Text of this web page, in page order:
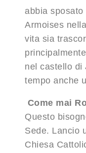
abbia
Armoises
vita sia
nel castello di
tempo anche
Come mai
Questo
Sede. Lancio
Chiesa